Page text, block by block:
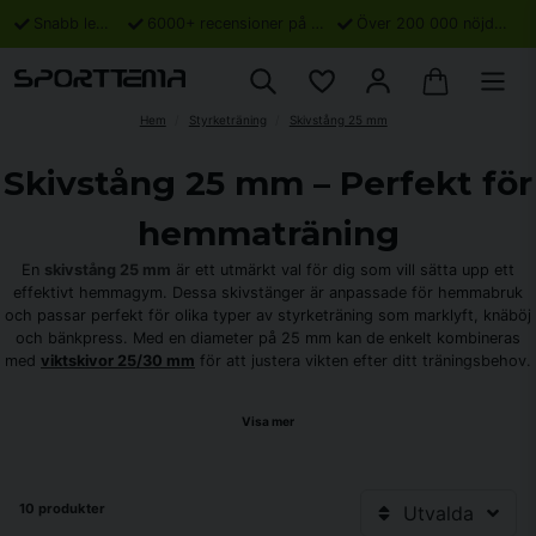
Snabb leverans 6000+ recensioner på Trustpilot Över 200 000 nöjda kunder
Hem Styrketräning Skivstång 25 mm
Skivstång 25 mm – Perfekt för
hemmaträning
En skivstång 25 mm är ett utmärkt val för dig som vill sätta upp ett
effektivt hemmagym. Dessa skivstänger är anpassade för hemmabruk
och passar perfekt för olika typer av styrketräning som marklyft, knäböj
och bänkpress. Med en diameter på 25 mm kan de enkelt kombineras
med viktskivor 25/30 mm för att justera vikten efter ditt träningsbehov.
Variera din träning med rätt
med andra produkter som en
eller enskivstångsställning
Visa mer
10 produkter Utvalda